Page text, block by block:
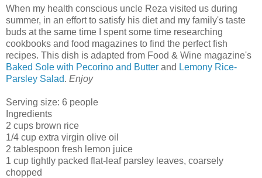
When my health conscious uncle Reza visited us during
summer, in an effort to satisfy his diet and my family's taste
buds at the same time I spent some time researching
cookbooks and food magazines to find the perfect fish
recipes. This dish is adapted from Food & Wine magazine's
Baked Sole with Pecorino and Butter and Lemony Rice-
Parsley Salad. Enjoy
Serving size: 6 people
Ingredients
2 cups brown rice
1/4 cup extra virgin olive oil
2 tablespoon fresh lemon juice
1 cup tightly packed flat-leaf parsley leaves, coarsely
chopped